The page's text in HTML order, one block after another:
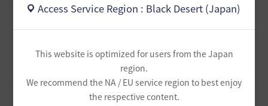
Access Service Region : Black Desert (Japan)
This website is optimized for users from the Japan
region.
We recommend the NA / EU service region to best enjoy
the respective content.
[開催中のイベント] 今週のイベントは？
19
黒い砂漠
エント研究室動画集